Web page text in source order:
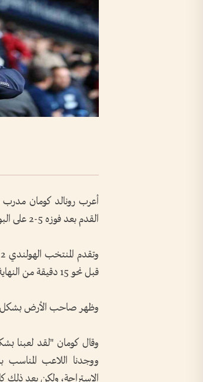
أعرب رونالد كومان مدرب
القدم بعد فوزه 5-2 على البوسنة أمس السبت ويمكنه التطلع بثقة إلى مواجهة ألمانيا بعد غد الثلاثاء.
قبل نحو 15 دقيقة من النهاية لكنه نجح في تسجيل هدفين في اللحظات الأخيرة ليحقق فوزا مقنعا.
وظهر صاحب الأرض بشكل
وقال كومان "لقد لعبنا
ووجدنا اللاعب المناسب